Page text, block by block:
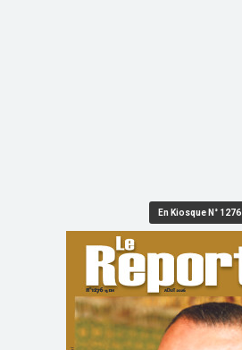
En Kiosque N° 1276